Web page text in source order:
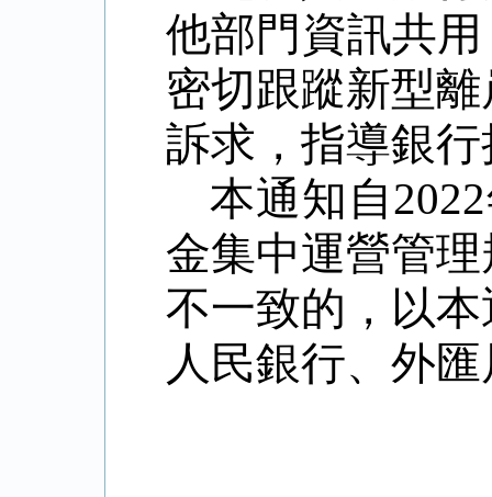
他部門資訊共
密切跟蹤新型
訴求，指導銀
本通知自2022
金集中運營管
不一致的，以
人民銀行、外